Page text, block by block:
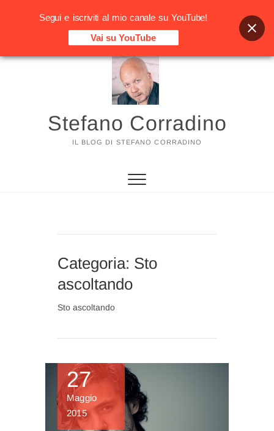
Vai
Stefano Corradino
IL BLOG DI STEFANO CORRADINO
Categoria: Sto
ascoltando
Sto ascoltando
27
Maggio
2015
Segui e iscriviti al mio canale su YouTube!
Vai su YouTube